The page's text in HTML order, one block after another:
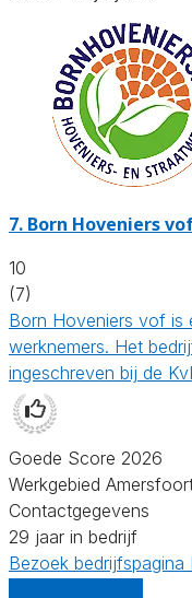
7. Born Hoveniers
10
(7)
Born Hoveniers vof is
werknemers. Het
ingeschreven bij de
Goede Score 2026
Werkgebied
Contactgegevens
29 jaar in bedrijf
Bezoek bedrijfspagina